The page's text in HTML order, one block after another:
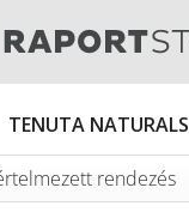
TENUTA NATURALS